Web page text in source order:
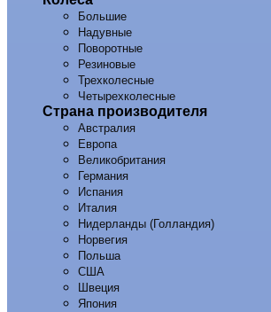
Большие
Надувные
Поворотные
Резиновые
Трехколесные
Четырехколесные
Страна производителя
Австралия
Европа
Великобритания
Германия
Испания
Италия
Нидерланды (Голландия)
Норвегия
Польша
США
Швеция
Япония